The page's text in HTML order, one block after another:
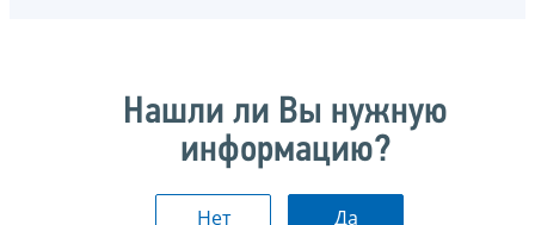
Нашли ли Вы нужную
информацию?
Нет Да